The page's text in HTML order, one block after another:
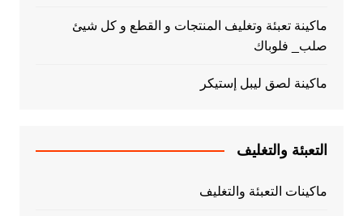
ماكينة تعبئة وتغليف المنتجات و القطع و كل شيئ
صلب_ فلوباك
ماكينة لصق ليبل إستيكر
التعبئة والتغليف
ماكينات التعبئة والتغليف